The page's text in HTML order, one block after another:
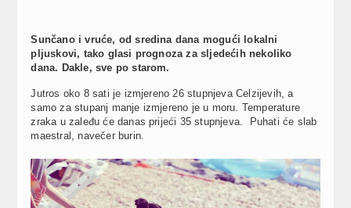
Sunčano i vruće, od sredina dana mogući lokalni
pljuskovi, tako glasi prognoza za sljedećih nekoliko
dana. Dakle, sve po starom.
Jutros oko 8 sati je izmjereno 26 stupnjeva Celzijevih, a
samo za stupanj manje izmjereno je u moru. Temperature
zraka u zaleđu će danas prijeći 35 stupnjeva. Puhati će slab
maestral, navečer burin.